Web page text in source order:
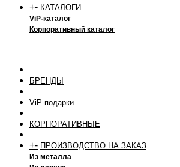
+- КАТАЛОГИ
ViP-каталог
Корпоративный каталог
БРЕНДЫ
ViP-подарки
КОРПОРАТИВНЫЕ
+- ПРОИЗВОДСТВО НА ЗАКАЗ
Из металла